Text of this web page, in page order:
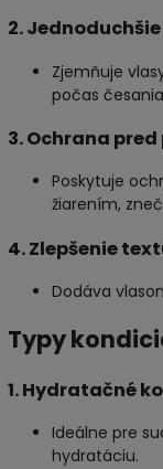
2.
Zjemňuje
počas
3. Ochrana
Poskytuje
žiarením,
4. Zlepšenie
Dodáva
Typy
1. Hydratačné
Ideálne pre
hydratáciu.